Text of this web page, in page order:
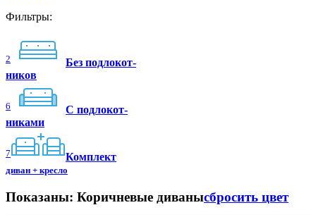
Фильтры:
2
Без подлокот-
ников
6
C подлокот-
никами
7 Комплект
диван + кресло
Показаны: Коричневые диванысбросить цвет